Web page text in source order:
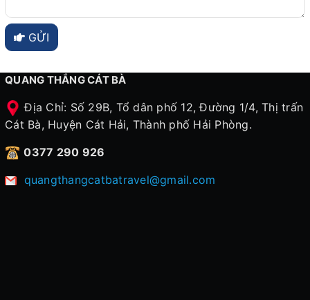
GỬI
QUANG THẮNG CÁT BÀ
Địa Chỉ: Số 29B, Tổ dân phố 12, Đường 1/4, Thị trấn
Cát Bà, Huyện Cát Hải, Thành phố Hải Phòng.
0377 290 926
quangthangcatbatravel@gmail.com